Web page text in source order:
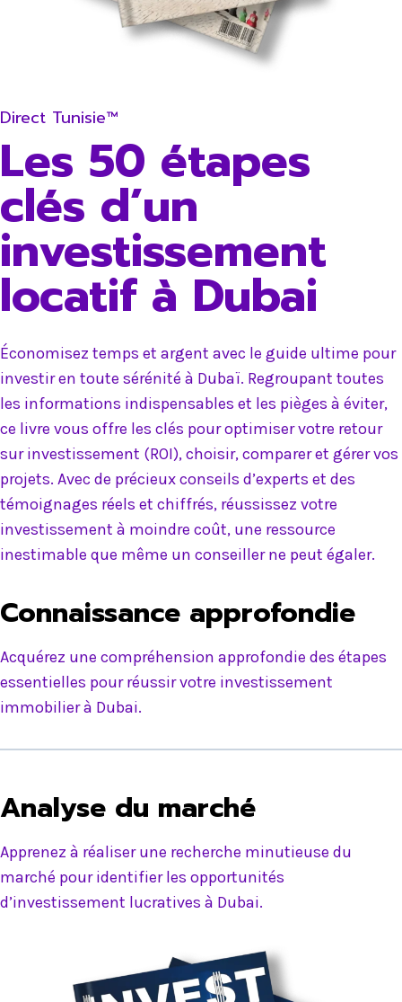
Direct Tunisie™
Les 50 étapes
clés d’un
investissement
locatif à Dubai
Économisez temps et argent avec le guide ultime pour
investir en toute sérénité à Dubaï. Regroupant toutes
les informations indispensables et les pièges à éviter,
ce livre vous offre les clés pour optimiser votre retour
sur investissement (ROI), choisir, comparer et gérer vos
projets. Avec de précieux conseils d’experts et des
témoignages réels et chiffrés, réussissez votre
investissement à moindre coût, une ressource
inestimable que même un conseiller ne peut égaler.
Connaissance approfondie
Acquérez une compréhension approfondie des étapes
essentielles pour réussir votre investissement
immobilier à Dubai.
Analyse du marché
Apprenez à réaliser une recherche minutieuse du
marché pour identifier les opportunités
d’investissement lucratives à Dubai.